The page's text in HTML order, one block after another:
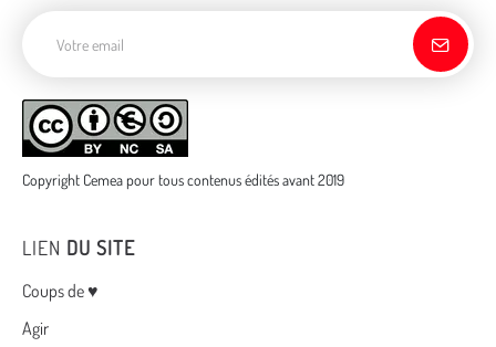
Copyright Cemea pour tous contenus édités avant 2019
LIEN DU SITE
Menu
Coups de ♥
Agir